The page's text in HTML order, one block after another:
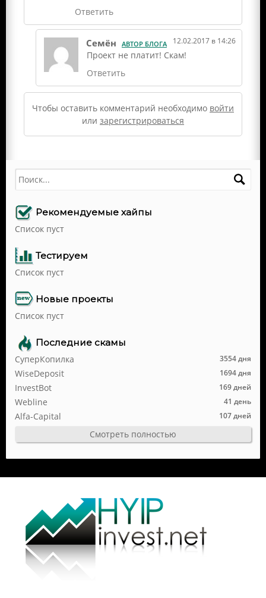
Ответить
Семён АВТОР БЛОГА 12.02.2017 в 14:26
Проект не платит! Скам!
Ответить
Чтобы оставить комментарий необходимо войти
или зарегистрироваться
Рекомендуемые хайпы
Список пуст
Тестируем
Список пуст
Новые проекты
Список пуст
Последние скамы
3554 дня
СуперКопилка
1694 дня
WiseDeposit
169 дней
InvestBot
41 день
Webline
107 дней
Alfa-Capital
Смотреть полностью